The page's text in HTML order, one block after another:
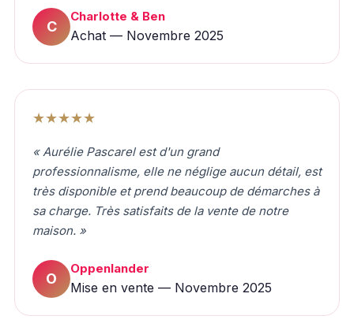
C
Charlotte & Ben
Achat — Novembre 2025
★★★★★
« Aurélie Pascarel est d'un grand
professionnalisme, elle ne néglige aucun détail, est
très disponible et prend beaucoup de démarches à
sa charge. Très satisfaits de la vente de notre
maison. »
O
Oppenlander
Mise en vente — Novembre 2025